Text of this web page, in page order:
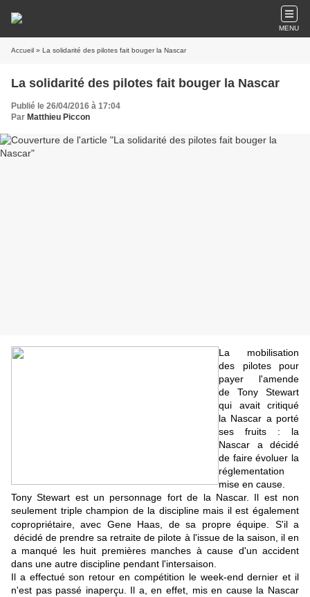
MENU
Accueil » La solidarité des pilotes fait bouger la Nascar
La solidarité des pilotes fait bouger la Nascar
Publié le 26/04/2016 à 17:04
Par Matthieu Piccon
La mobilisation
des pilotes pour
payer l'amende
de Tony Stewart
qui avait critiqué
la Nascar a porté
ses fruits : la
Nascar a décidé
de faire évoluer la
réglementation
mise en cause.
Tony Stewart est un personnage fort de la Nascar. Il est non
seulement triple champion de la discipline mais il est également
copropriétaire , avec Gene Haas,
de sa propre équipe. S'il a
décidé de prendre sa retraite de pilote à l'issue de la saison, il en
a manqué les huit premières manches à cause d'un accident
dans une autre discipline pendant l'intersaison.
Il a effectué son retour en compétition le week-end dernier et il
n'est pas passé inaperçu. Il a, en effet, mis en cause la Nascar